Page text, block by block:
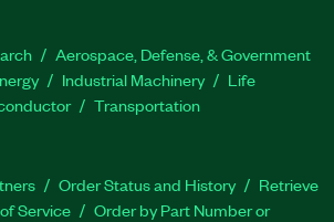
Aerospace, Defense, & Government
Industrial Machinery
Life
Transportation
Order Status and History
Retrieve
Service
Order by Part Number or